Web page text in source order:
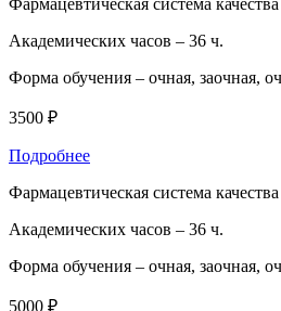
Академических часов – 36 ч.
Форма обучения – очная, заочная,
3500 ₽
Подробнее
Фармацевтическая система качества
Академических часов – 36 ч.
Форма обучения – очная, заочная,
5000 ₽